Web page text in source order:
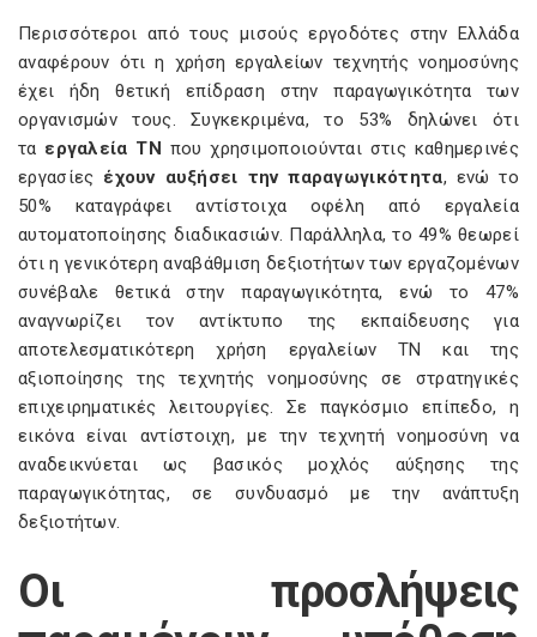
Περισσότεροι από τους μισούς εργοδότες στην Ελλάδα
αναφέρουν ότι η χρήση εργαλείων τεχνητής νοημοσύνης
έχει ήδη θετική επίδραση στην παραγωγικότητα των
οργανισμών τους. Συγκεκριμένα, το 53% δηλώνει ότι
τα εργαλεία ΤΝ που χρησιμοποιούνται στις καθημερινές
εργασίες έχουν αυξήσει την παραγωγικότητα, ενώ το
50% καταγράφει αντίστοιχα οφέλη από εργαλεία
αυτοματοποίησης διαδικασιών. Παράλληλα, το 49% θεωρεί
ότι η γενικότερη αναβάθμιση δεξιοτήτων των εργαζομένων
συνέβαλε θετικά στην παραγωγικότητα, ενώ το 47%
αναγνωρίζει τον αντίκτυπο της εκπαίδευσης για
αποτελεσματικότερη χρήση εργαλείων ΤΝ και της
αξιοποίησης της τεχνητής νοημοσύνης σε στρατηγικές
επιχειρηματικές λειτουργίες. Σε παγκόσμιο επίπεδο, η
εικόνα είναι αντίστοιχη, με την τεχνητή νοημοσύνη να
αναδεικνύεται ως βασικός μοχλός αύξησης της
παραγωγικότητας, σε συνδυασμό με την ανάπτυξη
δεξιοτήτων.
Οι προσλήψεις